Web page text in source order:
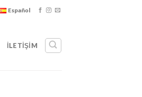
Español
İLETIŞIM